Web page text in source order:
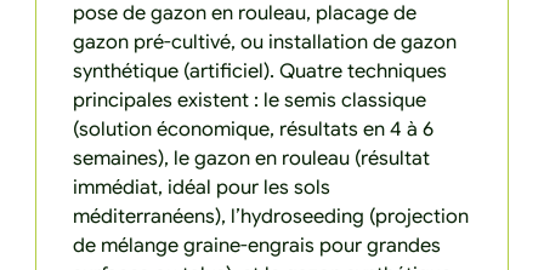
pose de gazon en rouleau, placage de
gazon pré-cultivé, ou installation de gazon
synthétique (artificiel). Quatre techniques
principales existent : le semis classique
(solution économique, résultats en 4 à 6
semaines), le gazon en rouleau (résultat
immédiat, idéal pour les sols
méditerranéens), l’hydroseeding (projection
de mélange graine-engrais pour grandes